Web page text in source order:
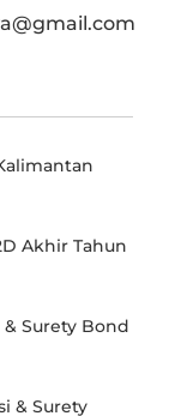
Akhir Tahun
Surety Bond
& Surety